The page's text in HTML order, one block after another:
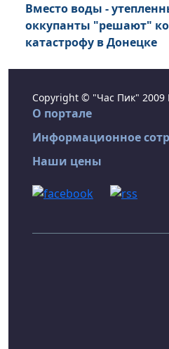
Вместо воды -
оккупанты "решают"
катастрофу в Донецке
Copyright © "Час Пик"
О портале
Информационное
Наши цены